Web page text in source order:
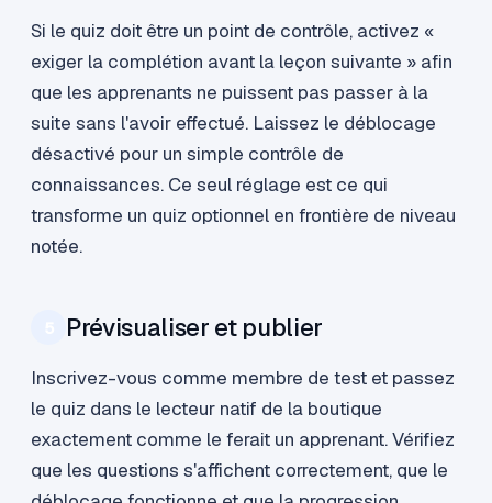
Si le quiz doit être un point de contrôle, activez «
exiger la complétion avant la leçon suivante » afin
que les apprenants ne puissent pas passer à la
suite sans l'avoir effectué. Laissez le déblocage
désactivé pour un simple contrôle de
connaissances. Ce seul réglage est ce qui
transforme un quiz optionnel en frontière de niveau
notée.
Prévisualiser et publier
Inscrivez-vous comme membre de test et passez
le quiz dans le lecteur natif de la boutique
exactement comme le ferait un apprenant. Vérifiez
que les questions s'affichent correctement, que le